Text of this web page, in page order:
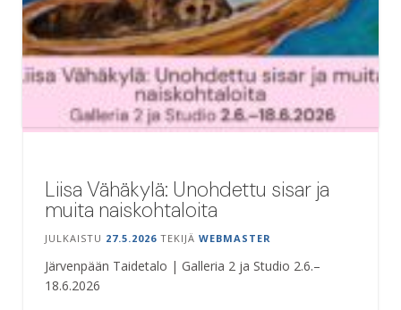
Liisa Vähäkylä: Unohdettu sisar ja
muita naiskohtaloita
JULKAISTU 27.5.2026 TEKIJÄ WEBMASTER
Järvenpään Taidetalo | Galleria 2 ja Studio 2.6.–
18.6.2026